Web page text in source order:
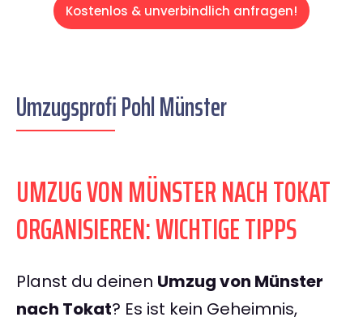
Kostenlos & unverbindlich anfragen!
Umzugsprofi Pohl Münster
UMZUG VON MÜNSTER NACH TOKAT
ORGANISIEREN: WICHTIGE TIPPS
Planst du deinen Umzug von Münster
nach Tokat? Es ist kein Geheimnis,